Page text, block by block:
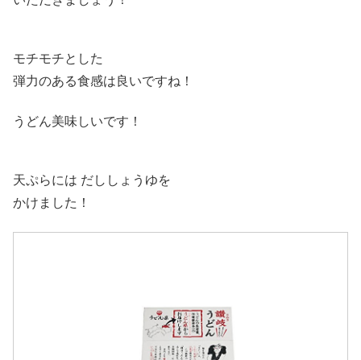
モチモチとした
弾力のある食感は良いですね！
うどん美味しいです！
天ぷらには だししょうゆを
かけました！